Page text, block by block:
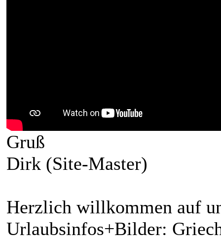
Gruß
Dirk (Site-Master)
Herzlich willkommen auf
Urlaubsinfos+Bilder: